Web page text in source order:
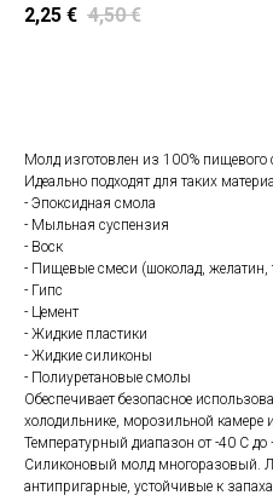
2,25 € 4,50 €
Молд изготовлен из 100% пищевого
Идеально подходят для таких
- Эпоксидная смола
- Мыльная суспензия
- Воск
- Пищевые смеси (шоколад, желатин,
- Гипс
- Цемент
- Жидкие пластики
- Жидкие силиконы
- Полиуретановые смолы
Обеспечивает безопасное
холодильнике, морозильной камере
Температурный диапазон от -40 С до
Силиконовый молд многоразовый.
антипригарные, устойчивые к